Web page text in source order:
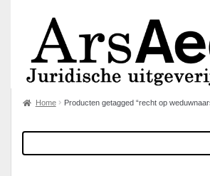
Home Producten getagged “recht op